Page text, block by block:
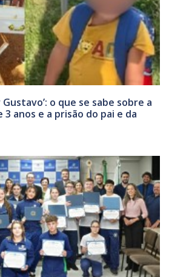
o que se sabe sobre a
anos e a prisão do pai e da